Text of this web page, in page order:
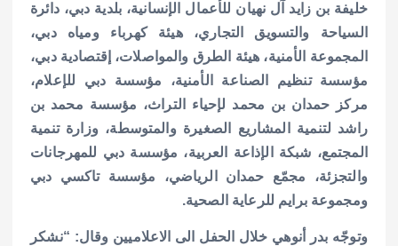
خليفة بن زايد آل نهيان للأعمال الإنسانية، بلدية دبي، دائرة
السياحة والتسويق التجاري، هيئة كهرباء ومياه دبي،
المجموعة الأمنية، هيئة الطرق والمواصلات، إقتصادية دبي،
مؤسسة تنظيم الصناعة الأمنية، مؤسسة دبي للإعلام،
مركز حمدان بن محمد لإحياء التراث، مؤسسة محمد بن
راشد لتنمية المشاريع الصغيرة والمتوسطة، وزارة تنمية
المجتمع، شبكة الإذاعة العربية، مؤسسة دبي للمهرجانات
والتجزئة، مجمّع حمدان الرياضي، مؤسسة تاكسي دبي
ومجموعة برايم للرعاية الصحية.
وتوجّه بدر أنوهي خلال الحفل الى الاعلاميين وقال: “نشكر